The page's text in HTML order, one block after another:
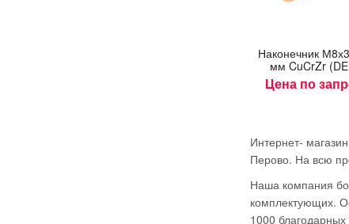
На­конеч­ник
мм CuCrZr
Цена по
Интернет-
Перово. На всю
Наша компания
комплектующих.
1000